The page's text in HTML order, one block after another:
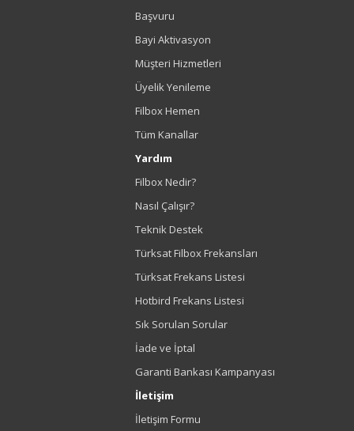
Başvuru
Bayi Aktivasyon
Müşteri Hizmetleri
Üyelik Yenileme
Filbox Hemen
Tüm Kanallar
Yardım
Filbox Nedir?
Nasıl Çalışır?
Teknik Destek
Türksat Filbox Frekansları
Türksat Frekans Listesi
Hotbird Frekans Listesi
Sık Sorulan Sorular
İade ve İptal
Garanti Bankası Kampanyası
İletişim
İletişim Formu